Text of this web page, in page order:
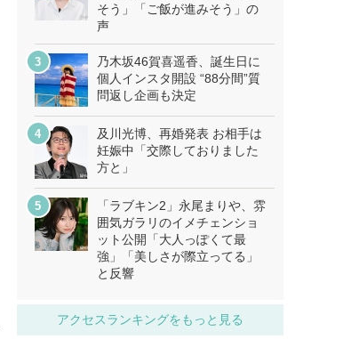
そう」「ご飯が進みそう」の
声
乃木坂46賀喜遥香、誕生日に
個人インスタ開設 “88分間”質
問返し企画も決定
及川光博、再婚発表 お相手は
妊娠中「交際しておりました
方と」
「ラブキン2」永尾まりや、雰
囲気ガラリのイメチェンショ
ット公開「大人っぽくて最
強」「美しさが際立ってる」
と反響
アクセスランキングをもっと見る